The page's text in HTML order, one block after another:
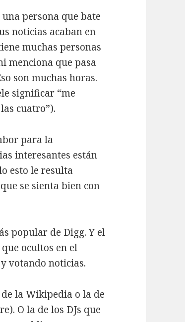
persona que bate
noticias acaban en
muchas personas
menciona que pasa
son muchas horas.
significar “me
cuatro”).
para la
interesantes están
esto le resulta
se sienta bien con
popular de Digg. Y el
ocultos en el
votando noticias.
la Wikipedia o la de
O la de los DJs que